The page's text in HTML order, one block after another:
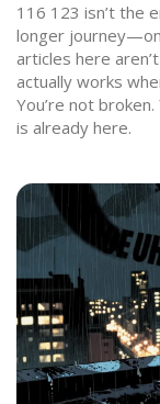
116 123 isn’t the
longer
articles here
actually works
You’re not broken.
is already here.